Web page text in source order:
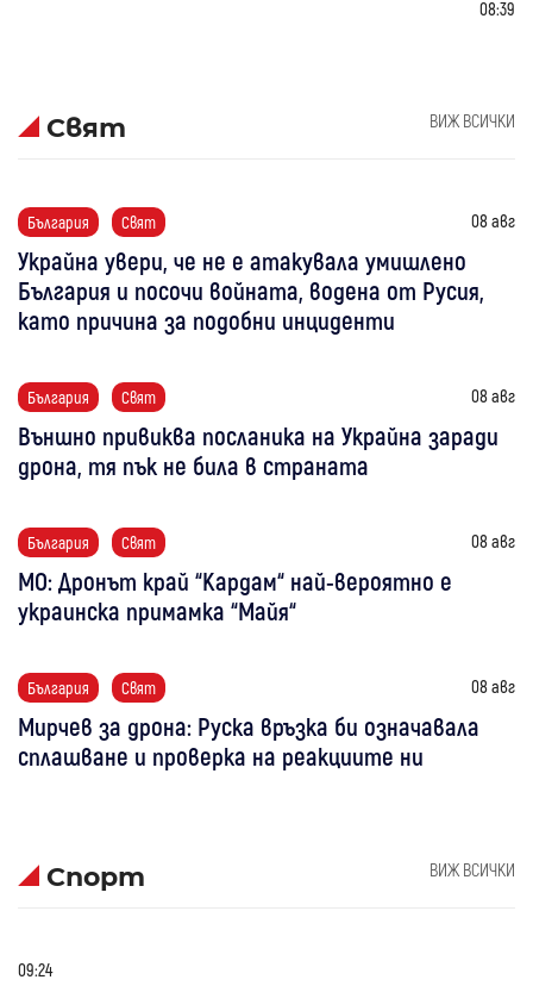
08:39
Свят ВИЖ ВСИЧКИ
България Свят 08 авг
Украйна увери, че не е атакувала умишлено
България и посочи войната, водена от Русия,
като причина за подобни инциденти
България Свят 08 авг
Външно привиква посланика на Украйна заради
дрона, тя пък не била в страната
България Свят 08 авг
МО: Дронът край “Кардам“ най-вероятно е
украинска примамка “Майя“
България Свят 08 авг
Мирчев за дрона: Руска връзка би означавала
сплашване и проверка на реакциите ни
Спорт ВИЖ ВСИЧКИ
09:24